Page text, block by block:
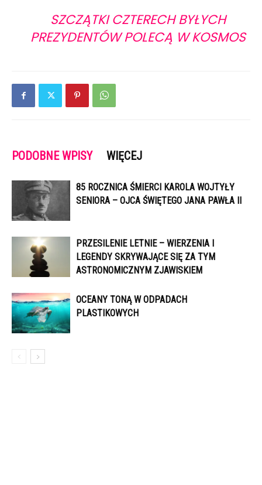
SZCZĄTKI CZTERECH BYŁYCH
PREZYDENTÓW POLECĄ W KOSMOS
PODOBNE WPISY WIĘCEJ
85 ROCZNICA ŚMIERCI KAROLA WOJTYŁY
SENIORA – OJCA ŚWIĘTEGO JANA PAWŁA II
PRZESILENIE LETNIE – WIERZENIA I
LEGENDY SKRYWAJĄCE SIĘ ZA TYM
ASTRONOMICZNYM ZJAWISKIEM
OCEANY TONĄ W ODPADACH
PLASTIKOWYCH